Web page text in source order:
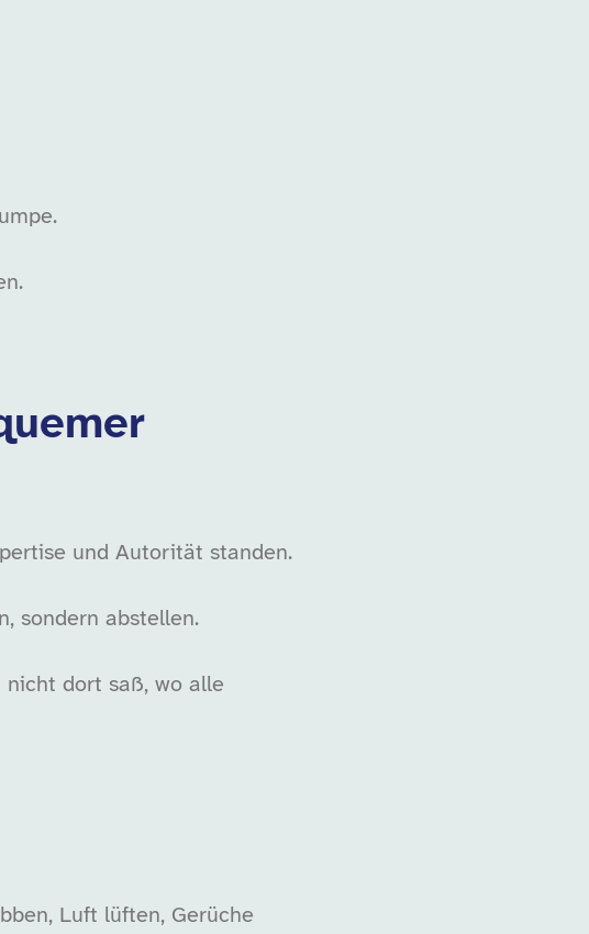
und Autorität standen.
sondern abstellen.
nicht dort saß, wo alle
Luft lüften, Gerüche